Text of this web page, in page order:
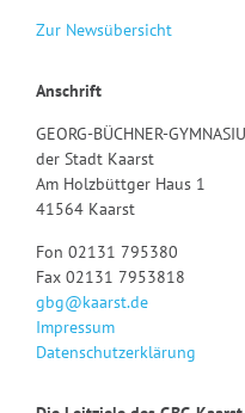
Zur Newsübersicht
Anschrift
GEORG-BÜCHNER-
der Stadt Kaarst
Am Holzbüttger Haus 1
41564 Kaarst
Fon 02131 795380
Fax 02131 7953818
gbg@kaarst.de
Impressum
Datenschutzerklärung